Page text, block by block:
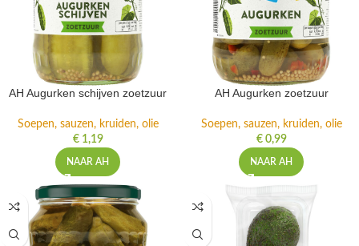
AH Augurken schijven zoetzuur
Soepen, sauzen, kruiden, olie
€1,19
NAAR AH
AH Augurken zoetzuur
Soepen, sauzen, kruiden, olie
€0,99
NAAR AH